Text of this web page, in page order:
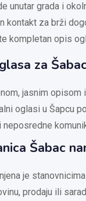
unutar grada i
kontakt za brži
kompletan opis
za
jasnim opisom
oglasi u Šapcu
Šabac
je
prodaju ili